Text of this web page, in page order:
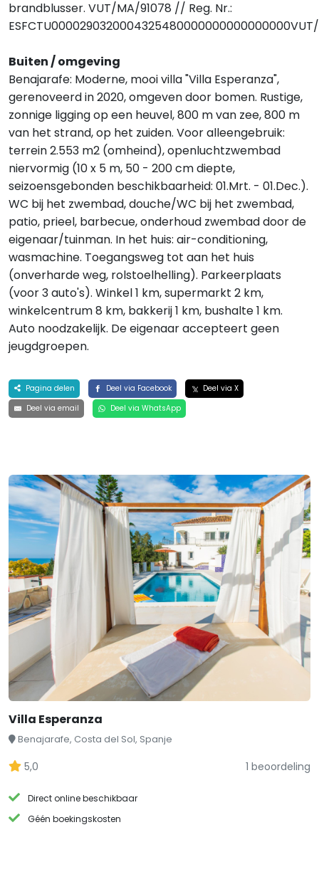
brandblusser. VUT/MA/91078 // Reg. Nr.:
Buiten / omgeving
Benajarafe: Moderne, mooi villa "Villa Esperanza",
gerenoveerd in 2020, omgeven door bomen. Rustige,
zonnige ligging op een heuvel, 800 m van zee, 800 m
van het strand, op het zuiden. Voor alleengebruik:
terrein 2.553 m2 (omheind), openluchtzwembad
niervormig (10 x 5 m, 50 - 200 cm diepte,
seizoensgebonden beschikbaarheid: 01.Mrt. - 01.Dec.).
WC bij het zwembad, douche/WC bij het zwembad,
patio, prieel, barbecue, onderhoud zwembad door de
eigenaar/tuinman. In het huis: air-conditioning,
wasmachine. Toegangsweg tot aan het huis
(onverharde weg, rolstoelhelling). Parkeerplaats
(voor 3 auto's). Winkel 1 km, supermarkt 2 km,
winkelcentrum 8 km, bakkerij 1 km, bushalte 1 km.
Auto noodzakelijk. De eigenaar accepteert geen
jeugdgroepen.
Pagina delen Deel via Facebook
Deel via X
Deel via email
Deel via WhatsApp
Villa Esperanza
Benajarafe, Costa del Sol, Spanje
5,0 1 beoordeling
Direct online beschikbaar
Géén boekingskosten